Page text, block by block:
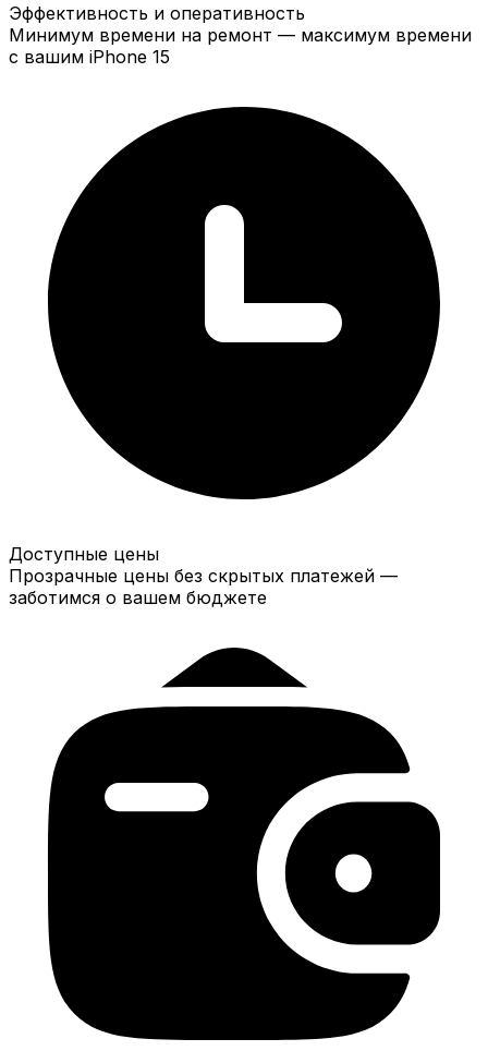
Эффективность и оперативность
Минимум времени на ремонт — максимум времени
с вашим iPhone 15
Доступные цены
Прозрачные цены без скрытых платежей —
заботимся о вашем бюджете